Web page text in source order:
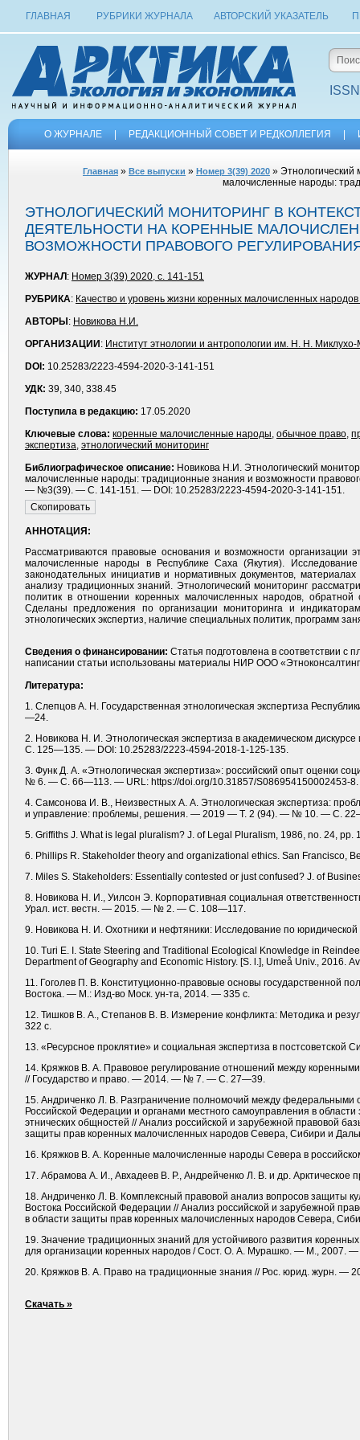
ГЛАВНАЯ РУБРИКИ ЖУРНАЛА АВТОРСКИЙ УКАЗАТЕЛЬ
О ЖУРНАЛЕ РЕДАКЦИОННЫЙ СОВЕТ И РЕДКОЛЛЕГИЯ
Главная » Все выпуски » Номер 3(39) 2020 » Этнологический
малочисленные народы:
ЭТНОЛОГИЧЕСКИЙ МОНИТОРИНГ В
ДЕЯТЕЛЬНОСТИ НА КОРЕННЫЕ
ВОЗМОЖНОСТИ ПРАВОВОГО
ЖУРНАЛ : Номер 3(39) 2020, с. 141-151
РУБРИКА: Качество и уровень жизни коренных малочисленных
АВТОРЫ : Новикова Н.И.
ОРГАНИЗАЦИИ : Институт этнологии и антропологии им. Н. Н.
DOI: 10.25283/2223-4594-2020-3-141-151
УДК: 39, 340, 338.45
Поступила в редакцию: 17.05.2020
Ключевые слова: коренные малочисленные народы, обычное право,
экспертиза, этнологический мониторинг
Библиографическое описание: Новикова Н.И. Этнологический
малочисленные народы: традиционные знания и возможности
— №3(39). — С. 141-151. — DOI: 10.25283/2223-4594-2020-3-141-151.
АННОТАЦИЯ:
Рассматриваются правовые основания и возможности организации
малочисленные народы в Республике Саха (Якутия).
законодательных инициатив и нормативных документов,
анализу традиционных знаний. Этнологический мониторинг
политик в отношении коренных малочисленных народов, обратной
Сделаны предложения по организации мониторинга и
этнологических экспертиз, наличие специальных политик, программ
Сведения о финансировании: Статья подготовлена в соответствии с
написании статьи использованы материалы НИР ООО
Литература:
1. Слепцов А. Н. Государственная этнологическая экспертиза
—24.
2. Новикова Н. И. Этнологическая экспертиза в академическом
С. 125—135. — DOI: 10.25283/2223-4594-2018-1-125-135.
3. Функ Д. А. «Этнологическая экспертиза»: российский опыт оценки
№ 6. — С. 66—113. — URL: https://doi.org/10.31857/S086954150002453-8.
4. Самсонова И. В., Неизвестных А. А. Этнологическая экспертиза:
и управление: проблемы, решения. — 2019 — Т. 2 (94). — № 10. — С.
5. Griffiths J. What is legal pluralism? J. of Legal Pluralism, 1986, nо. 24, pp.
6. Phillips R. Stakeholder theory and organizational ethics. San Francisco,
7. Miles S. Stakeholders: Essentially contested or just confused? J. of
8. Новикова Н. И., Уилсон Э. Корпоративная социальная
Урал. ист. вестн. — 2015. — № 2. — С. 108—117.
9. Новикова Н. И. Охотники и нефтяники: Исследование по
10. Turi E. I. State Steering and Traditional Ecological Knowledge in
Department of Geography and Economic History. [S. l.], Umeå Univ., 2016.
11. Гоголев П. В. Конституционно-правовые основы государственной
Востока. — М.: Изд-во Моск. ун-та, 2014. — 335 с.
12. Тишков В. А., Степанов В. В. Измерение конфликта: Методика и
322 с.
13. «Ресурсное проклятие» и социальная экспертиза в
14. Кряжков В. А. Правовое регулирование отношений между
// Государство и право. — 2014. — № 7. — С. 27—39.
15. Андриченко Л. В. Разграничение полномочий между федеральными
Российской Федерации и органами местного самоуправления в
этнических общностей // Анализ российской и зарубежной правовой
защиты прав коренных малочисленных народов Севера, Сибири и
16. Кряжков В. А. Коренные малочисленные народы Севера в
17. Абрамова А. И., Авхадеев В. Р., Андрейченко Л. В. и др.
18. Андриченко Л. В. Комплексный правовой анализ вопросов защиты
Востока Российской Федерации // Анализ российской и зарубежной
в области защиты прав коренных малочисленных народов Севера,
19. Значение традиционных знаний для устойчивого развития
для организации коренных народов / Сост. О. А. Мурашко. — М., 2007. —
20. Кряжков В. А. Право на традиционные знания // Рос. юрид. журн.
Скачать »